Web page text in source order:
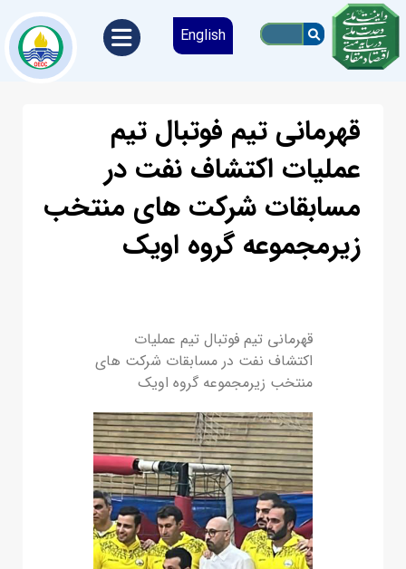
English
قهرمانی تیم فوتبال تیم
عملیات اکتشاف نفت در
مسابقات شرکت های منتخب
زیرمجموعه گروه اویک
قهرمانی تیم فوتبال تیم عملیات
اکتشاف نفت در مسابقات شرکت های
منتخب زیرمجموعه گروه اویک